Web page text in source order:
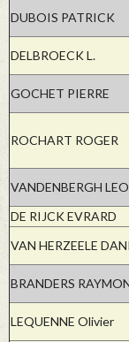
DUBOIS PATRICK
DELBROECK L.
GOCHET PIERRE
ROCHART ROGER
VANDENBERGH
DE RIJCK EVRARD
VAN HERZEELE
BRANDERS
LEQUENNE Olivier